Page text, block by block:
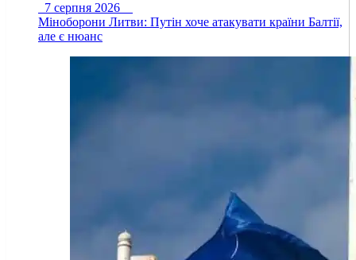
7 серпня 2026
Міноборони Литви: Путін хоче атакувати країни Балтії,
але є нюанс